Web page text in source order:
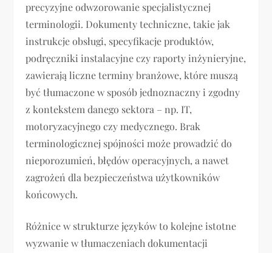
precyzyjne odwzorowanie specjalistycznej
terminologii. Dokumenty techniczne, takie jak
instrukcje obsługi, specyfikacje produktów,
podręczniki instalacyjne czy raporty inżynieryjne,
zawierają liczne terminy branżowe, które muszą
być tłumaczone w sposób jednoznaczny i zgodny
z kontekstem danego sektora – np. IT,
motoryzacyjnego czy medycznego. Brak
terminologicznej spójności może prowadzić do
nieporozumień, błędów operacyjnych, a nawet
zagrożeń dla bezpieczeństwa użytkowników
końcowych.
Różnice w strukturze języków to kolejne istotne
wyzwanie w tłumaczeniach dokumentacji